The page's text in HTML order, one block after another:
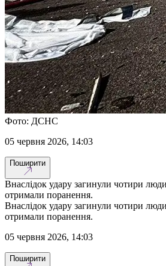
Фото: ДСНС
05 червня 2026, 14:03
Поширити
Внаслідок удару загинули чотири
отримали поранення.
Внаслідок удару загинули чотири
отримали поранення.
05 червня 2026, 14:03
Поширити